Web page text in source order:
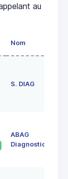
au
Nom
S. DIAG
ABAG
Diagnostics